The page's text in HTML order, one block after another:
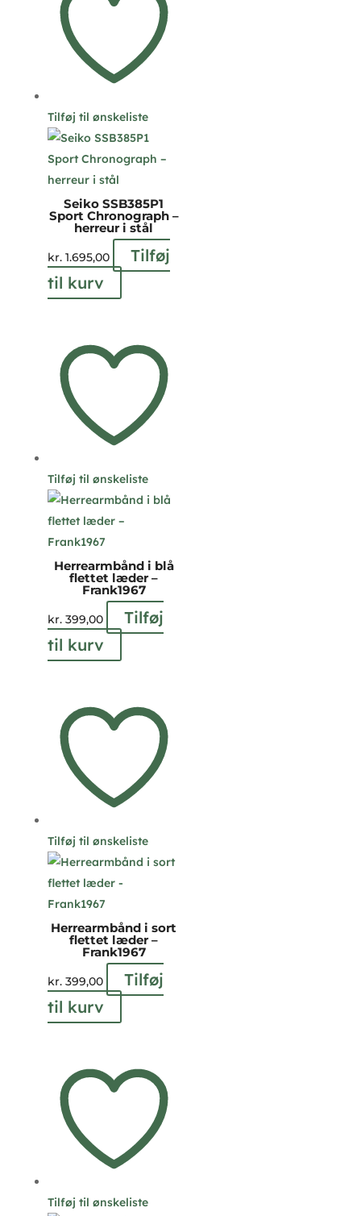
Tilføj til ønskeliste
Seiko SSB385P1
Sport Chronograph –
herreur i stål
kr.1.695,00
Tilføj
til kurv
Tilføj til ønskeliste
Herrearmbånd i blå
flettet læder –
Frank1967
kr.399,00
Tilføj
til kurv
Tilføj til ønskeliste
Herrearmbånd i sort
flettet læder –
Frank1967
kr.399,00
Tilføj
til kurv
Tilføj til ønskeliste